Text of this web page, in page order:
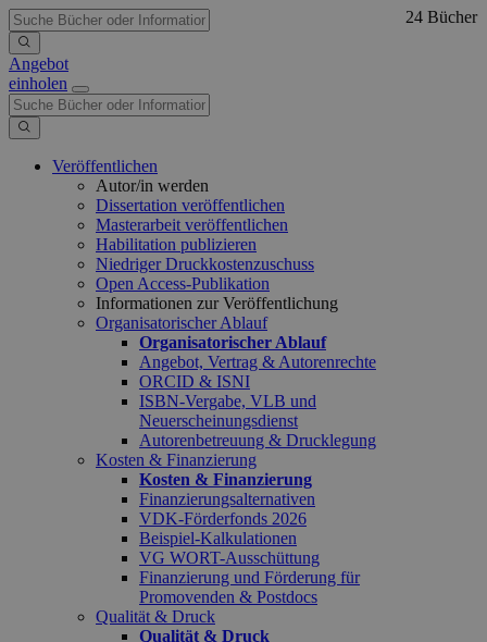
Angebot
einholen
Veröffentlichen
Autor/in werden
Dissertation veröffentlichen
Masterarbeit veröffentlichen
Habilitation publizieren
Niedriger Druckkostenzuschuss
Open Access-Publikation
Informationen zur Veröffentlichung
Organisatorischer Ablauf
Organisatorischer Ablauf
Angebot, Vertrag & Autorenrechte
ORCID & ISNI
ISBN-Vergabe, VLB und
Neuerscheinungsdienst
Autorenbetreuung & Drucklegung
Kosten & Finanzierung
Kosten & Finanzierung
Finanzierungsalternativen
VDK-Förderfonds 2026
Beispiel-Kalkulationen
VG WORT-Ausschüttung
Finanzierung und Förderung für
Promovenden & Postdocs
Qualität & Druck
Qualität & Druck
24 Bücher